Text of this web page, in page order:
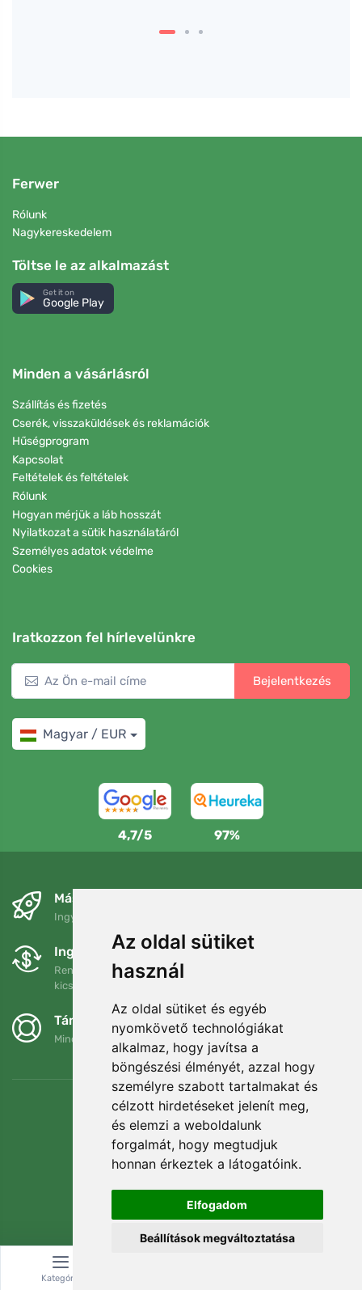
Az oldal sütiket
használ
Az oldal sütiket és egyéb
nyomkövető technológiákat
alkalmaz, hogy javítsa a
böngészési élményét, azzal hogy
személyre szabott tartalmakat és
célzott hirdetéseket jelenít meg,
és elemzi a weboldalunk
forgalmát, hogy megtudjuk
honnan érkeztek a látogatóink.
Elfogadom
Beállítások megváltoztatása
Ferwer
Rólunk
Nagykereskedelem
Töltse le az alkalmazást
Get it on
Google Play
Minden a vásárlásról
Szállítás és fizetés
Cserék, visszaküldések és reklamációk
Hűségprogram
Kapcsolat
Feltételek és feltételek
Rólunk
Hogyan mérjük a láb hosszát
Nyilatkozat a sütik használatáról
Személyes adatok védelme
Cookies
Iratkozzon fel hírlevelünkre
Bejelentkezés
Magyar / EUR
4,7/5 97%
Másnapra és ingyenesen
Ingyenes szállítás a következő összeg felett: 80 EUR
Ingyenes csere és visszaküldés
Rendelését 90 napon belül bármikor visszaküldheti vagy
kicserélheti.
Támogatjuk a Trees.org-ot
Minden megrendelésért ültetünk egy fát! Bővebben
Kategória